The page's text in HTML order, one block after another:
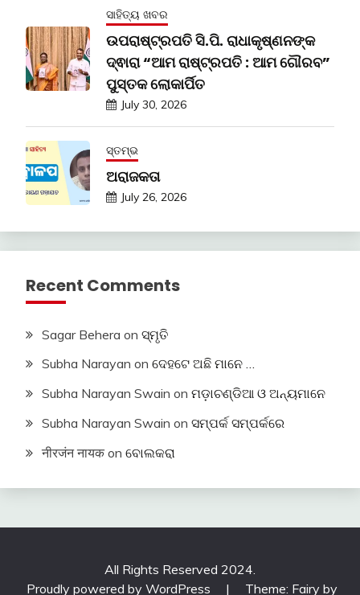
ସାହିତ୍ୟ ଖବର
ଉପରାଷ୍ଟ୍ରପତି ସି.ପି. ରାଧାକୃଷ୍ଣନଙ୍କ
ଦ୍ଵାରା “ଆମ ରାଷ୍ଟ୍ରପତି : ଆମ ଗୌରବ”
ପୁସ୍ତକ ଲୋକାର୍ପିତ
July 30, 2026
ସ୍ତମ୍ଭ
ଅରାଜକତା
July 26, 2026
Recent Comments
Sagar Behera on ସ୍ମୃତି
Subha Narayan on ଦେହଟେ ଅଛି ମାନେ …
Subha Narayan Swain on ମଡ଼ାଚଣ୍ଡିଆ ଓ ଅନ୍ୟମାନେ
Subha Narayan Swain on ସମ୍ପର୍କ ସମ୍ପର୍କରେ
नीरजंन नायक on ବୋଲକରା
All Rights Reserved 2024.
Proudly powered by WordPress
| Theme: Fairy by